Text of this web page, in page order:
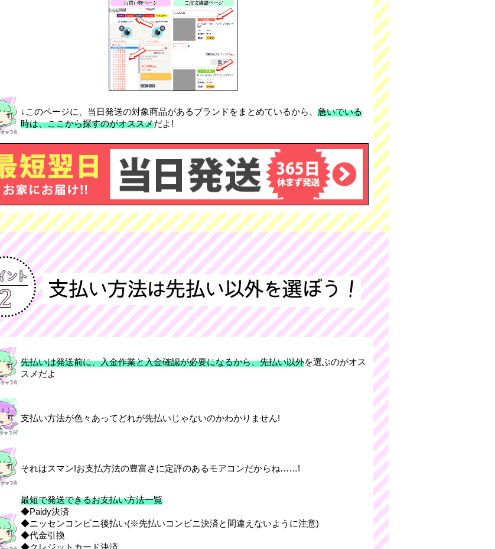
↓このページに、当日発送の対象商品があるブランドをまとめているから、 急いでいる
時は、ここから探すのがオススメだよ!
先払いは発送前に、入金作業と入金確認が必要になるから、先払い以外を選ぶのがオス
スメだよ
支払い方法が色々あってどれが先払いじゃないのかわかりません!
それはスマン!お支払方法の豊富さに定評のあるモアコンだからね……!
最短で発送できるお支払い方法一覧
◆Paidy決済
◆ニッセンコンビニ後払い(※先払いコンビニ決済と間違えないように注意)
◆代金引換